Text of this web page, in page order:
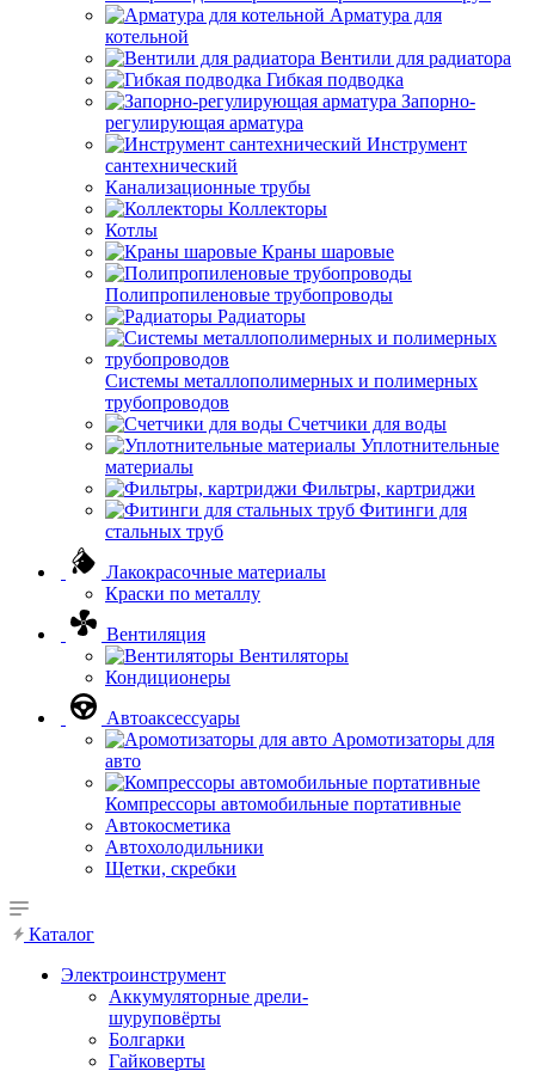
Арматура для
котельной
Вентили для радиатора
Гибкая подводка
Запорно-
регулирующая арматура
Инструмент
сантехнический
Канализационные трубы
Коллекторы
Котлы
Краны шаровые
Полипропиленовые трубопроводы
Радиаторы
Системы металлополимерных и полимерных
трубопроводов
Счетчики для воды
Уплотнительные
материалы
Фильтры, картриджи
Фитинги для
стальных труб
Лакокрасочные материалы
Краски по металлу
Вентиляция
Вентиляторы
Кондиционеры
Автоаксессуары
Аромотизаторы для
авто
Компрессоры автомобильные портативные
Автокосметика
Автохолодильники
Щетки, скребки
Каталог
Электроинструмент
Аккумуляторные дрели-
шуруповёрты
Болгарки
Гайковерты